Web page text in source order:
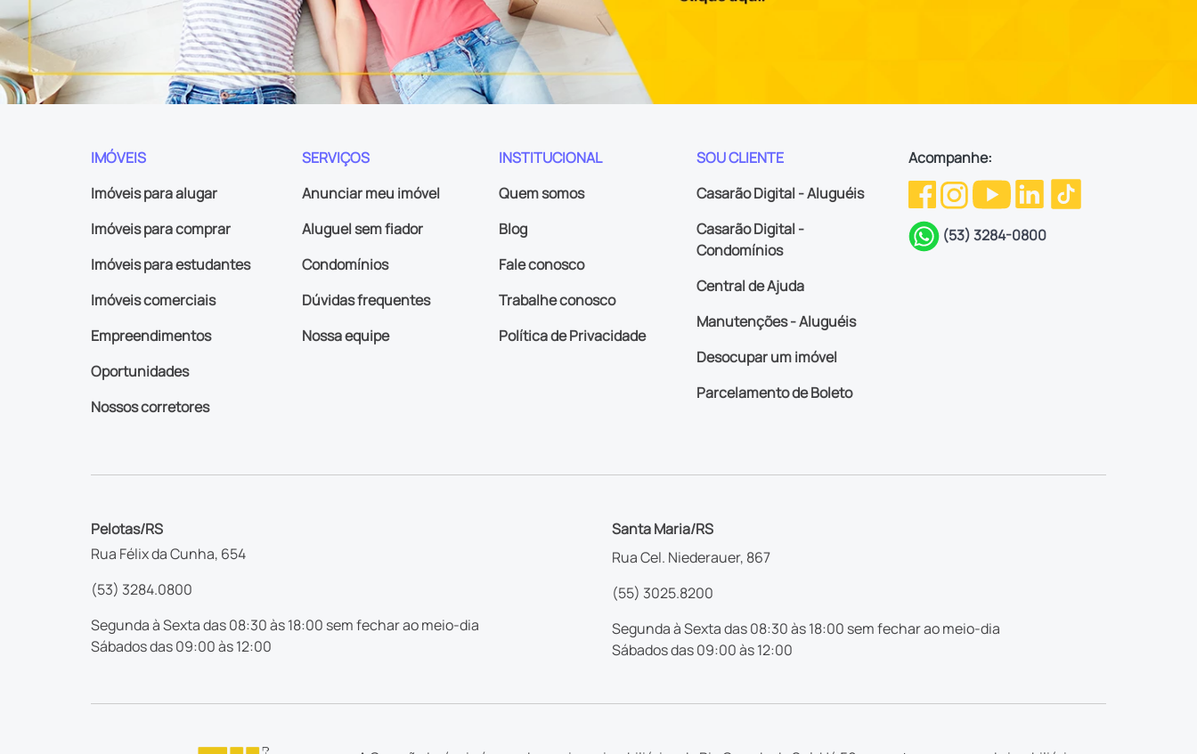
IMÓVEIS
Imóveis para alugar
Imóveis para comprar
Imóveis para estudantes
Imóveis comerciais
Empreendimentos
Oportunidades
Nossos corretores
SERVIÇOS
Anunciar meu imóvel
Aluguel sem fiador
Condomínios
Dúvidas frequentes
Nossa equipe
INSTITUCIONAL
Quem somos
Blog
Fale conosco
Trabalhe conosco
Política de Privacidade
SOU CLIENTE
Casarão Digital - Aluguéis
Casarão Digital -
Condomínios
Central de Ajuda
Manutenções - Aluguéis
Desocupar um imóvel
Parcelamento de Boleto
Acompanhe:
(53) 3284-0800
Pelotas/RS
Rua Félix da Cunha, 654
(53) 3284.0800
Segunda à Sexta das 08:30 às 18:00 sem fechar ao meio-dia
Sábados das 09:00 às 12:00
Santa Maria/RS
Rua Cel. Niederauer, 867
(55) 3025.8200
Segunda à Sexta das 08:30 às 18:00 sem fechar ao meio-dia
Sábados das 09:00 às 12:00